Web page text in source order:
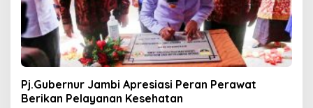
Pj.Gubernur Jambi Apresiasi Peran Perawat
Berikan Pelayanan Kesehatan